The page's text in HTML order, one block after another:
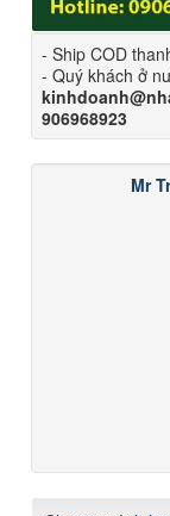
- Ship COD
- Quý khách ở
906968923
Mr